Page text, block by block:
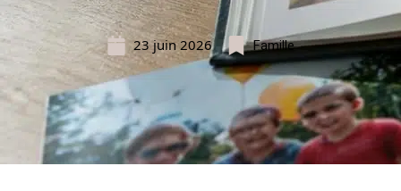
23 juin 2026 Famille